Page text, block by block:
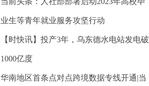
业生等青年就业服务攻坚行动
【时快讯】投产3年，乌东德水电站发电破
1000亿度
华南地区首条点对点跨境数据专线开通|当